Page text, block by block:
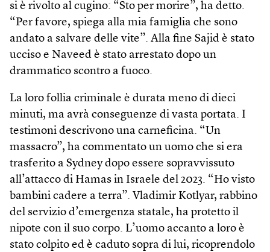
si è rivolto al cugino: “Sto per morire”, ha detto.
“Per favore, spiega alla mia famiglia che sono
andato a salvare delle vite”. Alla fine Sajid è stato
ucciso e Naveed è stato arrestato dopo un
drammatico scontro a fuoco.
La loro follia criminale è durata meno di dieci
minuti, ma avrà conseguenze di vasta portata. I
testimoni descrivono una carneficina. “Un
massacro”, ha commentato un uomo che si era
trasferito a Sydney dopo essere sopravvissuto
all’attacco di Hamas in Israele del 2023. “Ho visto
bambini cadere a terra”. Vladimir Kotlyar, rabbino
del servizio d’emergenza statale, ha protetto il
nipote con il suo corpo. L’uomo accanto a loro è
stato colpito ed è caduto sopra di lui, ricoprendolo